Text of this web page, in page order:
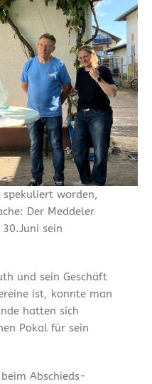
worden,
Der Meddeler
sein
und sein Geschäft
ist, konnte man
hatten sich
Pokal für sein
Abschieds-